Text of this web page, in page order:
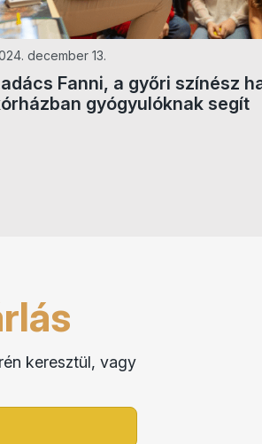
december 13.
Fanni, a győri színész
gyógyulóknak segít
keresztül, vagy